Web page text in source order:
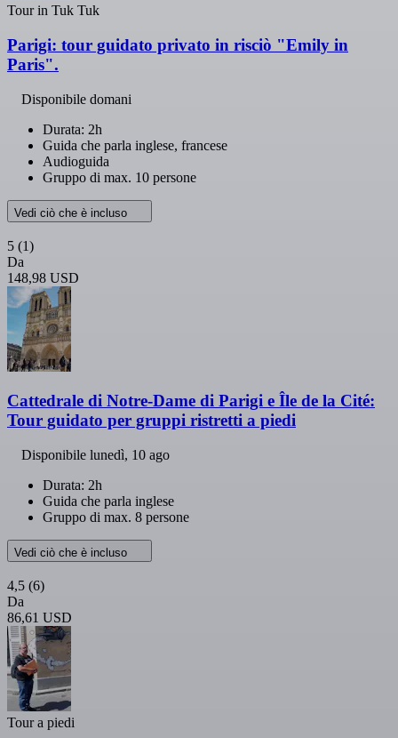
Tour in Tuk Tuk
Parigi: tour guidato privato in risciò "Emily in
Paris".
Disponibile domani
Durata: 2h
Guida che parla inglese, francese
Audioguida
Gruppo di max. 10 persone
Vedi ciò che è incluso
5 (1)
Da
148,98 USD
Cattedrale di Notre-Dame di Parigi e Île de la Cité:
Tour guidato per gruppi ristretti a piedi
Disponibile lunedì, 10 ago
Durata: 2h
Guida che parla inglese
Gruppo di max. 8 persone
Vedi ciò che è incluso
4,5 (6)
Da
86,61 USD
Tour a piedi